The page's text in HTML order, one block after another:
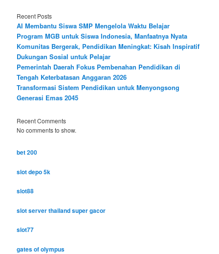
Recent Posts
AI Membantu Siswa SMP Mengelola Waktu Belajar
Program MGB untuk Siswa Indonesia, Manfaatnya Nyata
Komunitas Bergerak, Pendidikan Meningkat: Kisah Inspiratif
Dukungan Sosial untuk Pelajar
Pemerintah Daerah Fokus Pembenahan Pendidikan di
Tengah Keterbatasan Anggaran 2026
Transformasi Sistem Pendidikan untuk Menyongsong
Generasi Emas 2045
Recent Comments
No comments to show.
bet 200
slot depo 5k
slot88
slot server thailand super gacor
slot77
gates of olympus